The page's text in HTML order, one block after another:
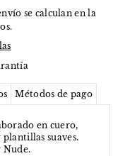
se calculan en la
Métodos de pago
en cuero,
suaves.
Nude.